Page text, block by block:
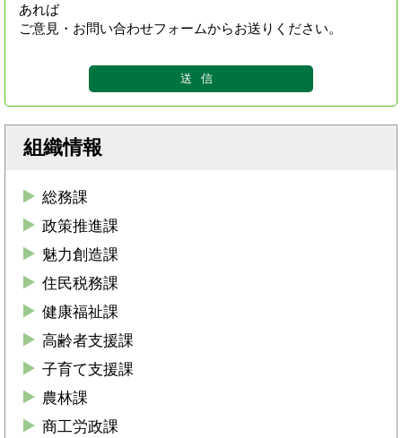
あれば
ご意見・お問い合わせフォームからお送りください。
組織情報
総務課
政策推進課
魅力創造課
住民税務課
健康福祉課
高齢者支援課
子育て支援課
農林課
商工労政課